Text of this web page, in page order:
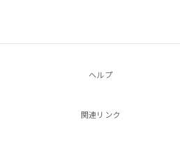
ヘルプ
関連リンク